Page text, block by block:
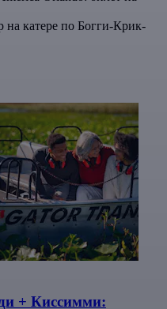
катере по Богги-Крик-
+ Киссимми: